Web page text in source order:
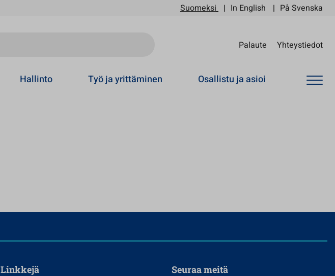
Suomeksi In English På Svenska
Palaute Yhteystiedot
Hallinto Työ ja yrittäminen Osallistu ja asioi
Linkkejä
Seuraa meitä